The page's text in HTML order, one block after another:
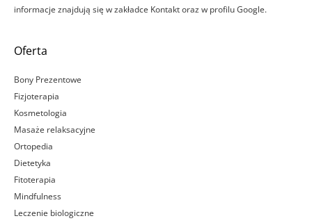
informacje znajdują się w zakładce Kontakt oraz w profilu Google.
Oferta
Bony Prezentowe
Fizjoterapia
Kosmetologia
Masaże relaksacyjne
Ortopedia
Dietetyka
Fitoterapia
Mindfulness
Leczenie biologiczne